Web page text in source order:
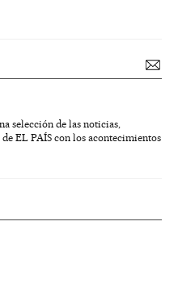
selección de las noticias,
EL PAÍS con los acontecimientos